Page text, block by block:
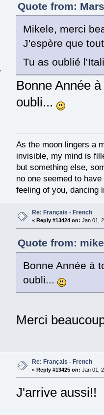
Quote from:
Mikele, merci
J'espère que
Tu as oublié
Bonne Année
oubli...
As the moon lingers a
invisible, my mind is
but something else,
no one seemed to
feeling of you, dancing
Re: Français - French
« Reply #13424 on: Jan 01,
Quote from:
Bonne Année à
oubli...
Merci
Re: Français - French
« Reply #13425 on: Jan 01,
J'arrive aussi!!